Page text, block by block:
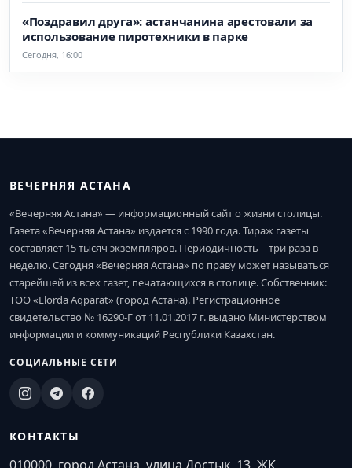
«Поздравил друга»: астанчанина арестовали за
использование пиротехники в парке
Сегодня, 16:00
ВЕЧЕРНЯЯ АСТАНА
«Вечерняя Астана» — информационный сайт о жизни столицы.
Газета «Вечерняя Астана» издается с 1990 года. Тираж газеты
составляет 15 тысяч экземпляров. Периодичность – три раза в
неделю. Сегодня «Вечерняя Астана» по праву может называться
старейшей из всех газет, печатающихся в столице. Собственник:
ТОО «Elorda Aqparat» (город Астана). Регистрационное
свидетельство № 16290-Г от 11.01.2017 г. выдано Министерством
информации и коммуникаций Республики Казахстан.
СОЦИАЛЬНЫЕ СЕТИ
КОНТАКТЫ